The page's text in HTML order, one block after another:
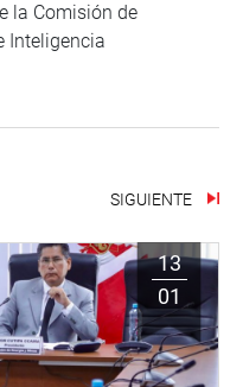
la Comisión de
Inteligencia
SIGUIENTE
13
01